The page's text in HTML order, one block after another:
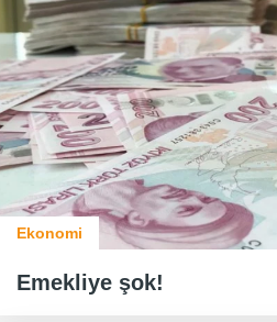
Ekonomi
Emekliye şok!